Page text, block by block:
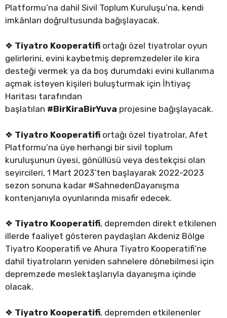
Platformu’na dahil Sivil Toplum Kuruluşu’na, kendi
imkânları doğrultusunda bağışlayacak.
❖ Tiyatro Kooperatifi ortağı özel tiyatrolar oyun
gelirlerini, evini kaybetmiş depremzedeler ile kira
desteği vermek ya da boş durumdaki evini kullanıma
açmak isteyen kişileri buluşturmak için İhtiyaç
Haritası tarafından
başlatılan #BirKiraBirYuva projesine bağışlayacak.
❖ Tiyatro Kooperatifi ortağı özel tiyatrolar, Afet
Platformu’na üye herhangi bir sivil toplum
kuruluşunun üyesi, gönüllüsü veya destekçisi olan
seyircileri, 1 Mart 2023’ten başlayarak 2022-2023
sezon sonuna kadar #SahnedenDayanışma
kontenjanıyla oyunlarında misafir edecek.
❖ Tiyatro Kooperatifi, depremden direkt etkilenen
illerde faaliyet gösteren paydaşları Akdeniz Bölge
Tiyatro Kooperatifi ve Ahura Tiyatro Kooperatifi’ne
dahil tiyatroların yeniden sahnelere dönebilmesi için
depremzede meslektaşlarıyla dayanışma içinde
olacak.
❖ Tiyatro Kooperatifi, depremden etkilenenler